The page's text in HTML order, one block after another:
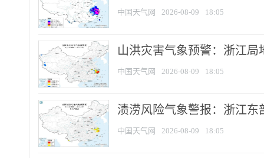
中国天气网 2026-08-09 18:05
山洪灾害气象预警：浙江
中国天气网 2026-08-09 18:05
渍涝风险气象警报：浙江
中国天气网 2026-08-09 18:05